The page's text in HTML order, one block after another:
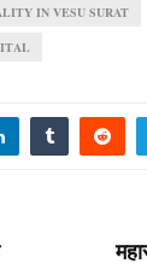
IN VESU SURAT